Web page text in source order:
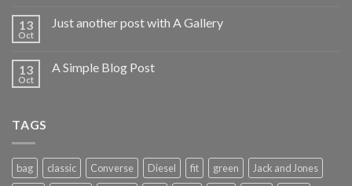
13
Oct
Just another post with A Gallery
13
Oct
A Simple Blog Post
TAGS
bag classic Converse Diesel fit green
Jack and Jones